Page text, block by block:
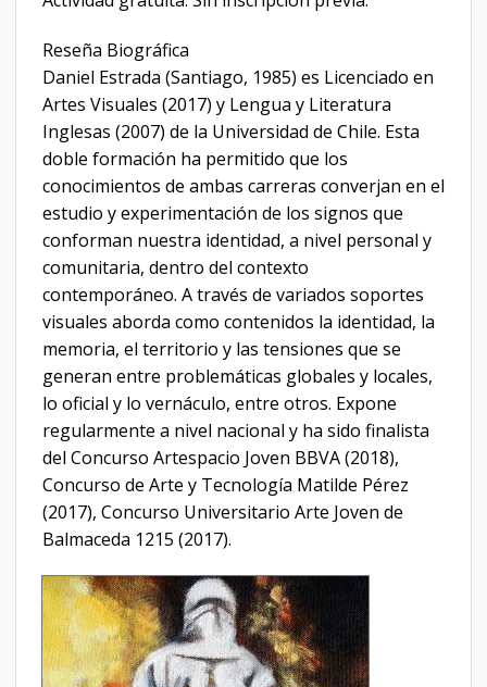
Reseña Biográfica
Daniel Estrada (Santiago, 1985) es Licenciado en
Artes Visuales (2017) y Lengua y Literatura
Inglesas (2007) de la Universidad de Chile. Esta
doble formación ha permitido que los
conocimientos de ambas carreras converjan en el
estudio y experimentación de los signos que
conforman nuestra identidad, a nivel personal y
comunitaria, dentro del contexto
contemporáneo. A través de variados soportes
visuales aborda como contenidos la identidad, la
memoria, el territorio y las tensiones que se
generan entre problemáticas globales y locales,
lo oficial y lo vernáculo, entre otros. Expone
regularmente a nivel nacional y ha sido finalista
del Concurso Artespacio Joven BBVA (2018),
Concurso de Arte y Tecnología Matilde Pérez
(2017), Concurso Universitario Arte Joven de
Balmaceda 1215 (2017).